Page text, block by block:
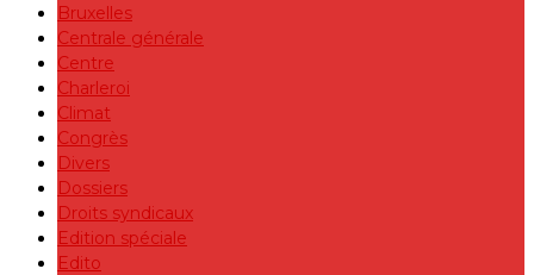
Bruxelles
Centrale générale
Centre
Charleroi
Climat
Congrès
Divers
Dossiers
Droits syndicaux
Edition spéciale
Edito